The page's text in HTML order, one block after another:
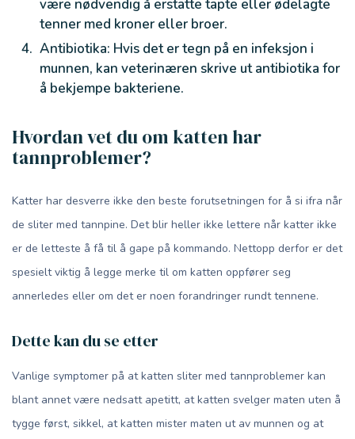
være nødvendig å erstatte tapte eller ødelagte
tenner med kroner eller broer.
Antibiotika: Hvis det er tegn på en infeksjon i
munnen, kan veterinæren skrive ut antibiotika for
å bekjempe bakteriene.
Hvordan vet du om katten har
tannproblemer?
Katter har desverre ikke den beste forutsetningen for å si ifra når
de sliter med tannpine. Det blir heller ikke lettere når katter ikke
er de letteste å få til å gape på kommando. Nettopp derfor er det
spesielt viktig å legge merke til om katten oppfører seg
annerledes eller om det er noen forandringer rundt tennene.
Dette kan du se etter
Vanlige symptomer på at katten sliter med tannproblemer kan
blant annet være nedsatt apetitt, at katten svelger maten uten å
tygge først, sikkel, at katten mister maten ut av munnen og at